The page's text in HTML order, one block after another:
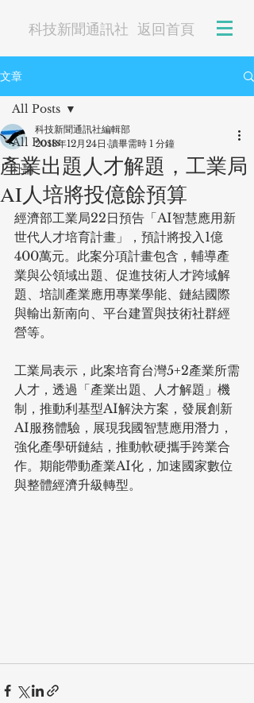
科技新聞通訊社 返回首頁
文章
All Posts
社論
All Posts
產業出題人才解題，工業局
AI人培將投億餘預算
科技新聞通訊社編輯部
2018年12月24日 讀畢需時 1 分鐘
經濟部工業局22日預告「AI智慧應用新
世代人才培育計畫」，預計將投入1億
400萬元。此案分項計畫包含，輔導產
業與公領域出題、促進技術人才跨域解
題、培訓產業應用專業學能、鏈結國際
與輸出新南向、平台建置與技術社群經
營等。
工業局表示，此案培育台灣5+2產業所需
人才，透過「產業出題、人才解題」機
制，推動利基型AI解決方案，發展創新
AI服務體驗，展現我國智慧應用潛力，
強化產學研鏈結，推動軟硬攜手跨業合
作。期能帶動產業AI化，加速國家數位
與整體經濟升級轉型。